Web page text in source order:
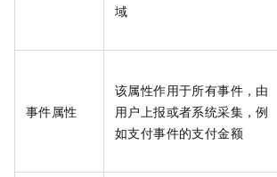
域
事件属性
该属性作用于所有事件，由
用户上报或者系统采集，例
如支付事件的支付金额